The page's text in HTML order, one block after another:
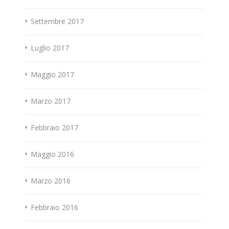
Settembre 2017
Luglio 2017
Maggio 2017
Marzo 2017
Febbraio 2017
Maggio 2016
Marzo 2016
Febbraio 2016